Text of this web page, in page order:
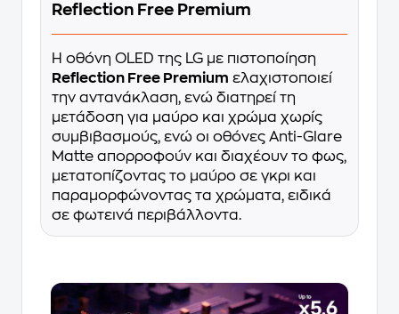
Reflection Free Premium
Η οθόνη OLED της LG με πιστοποίηση
Reflection Free Premium ελαχιστοποιεί
την αντανάκλαση, ενώ διατηρεί τη
μετάδοση για μαύρο και χρώμα χωρίς
συμβιβασμούς, ενώ οι οθόνες Anti-Glare
Matte απορροφούν και διαχέουν το φως,
μετατοπίζοντας το μαύρο σε γκρι και
παραμορφώνοντας τα χρώματα, ειδικά
σε φωτεινά περιβάλλοντα.